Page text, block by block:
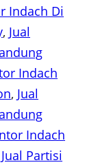
Indach Di
, Jual
Indach
, Jual
Indach
Jual Partisi